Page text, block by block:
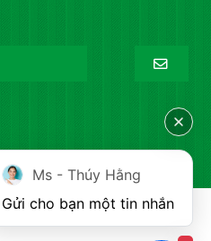
DienhoaXANH.com
Ms - Thúy Hằng
Gửi cho bạn một tin nhắn